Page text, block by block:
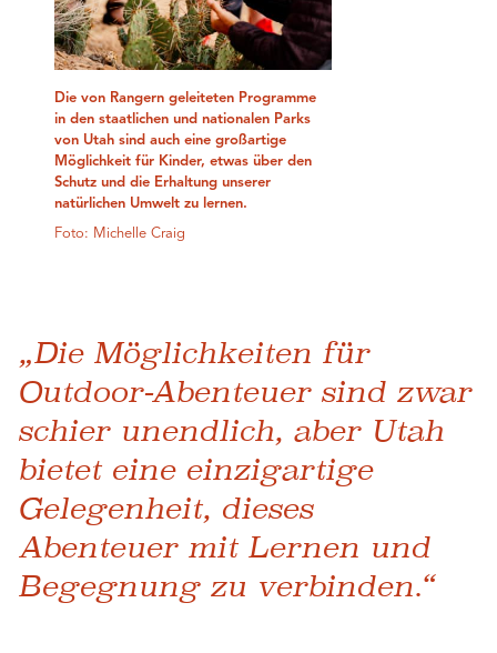
Die von Rangern geleiteten Programme
in den staatlichen und nationalen Parks
von Utah sind auch eine großartige
Möglichkeit für Kinder, etwas über den
Schutz und die Erhaltung unserer
natürlichen Umwelt zu lernen.
Foto: Michelle Craig
„Die Möglichkeiten für
Outdoor-Abenteuer sind zwar
schier unendlich, aber Utah
bietet eine einzigartige
Gelegenheit, dieses
Abenteuer mit Lernen und
Begegnung zu verbinden.“